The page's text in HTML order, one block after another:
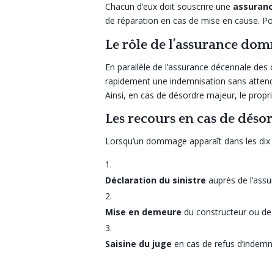
Chacun d’eux doit souscrire une
de réparation en cas de mise en cause.
Le rôle de l’assurance
En parallèle de l’assurance décennale
rapidement une indemnisation sans
Ainsi, en cas de désordre majeur, le
Les recours en cas de
Lorsqu’un dommage apparaît dans les
Déclaration du sinistre auprès de
Mise en demeure du constructeur ou
Saisine du juge en cas de refus